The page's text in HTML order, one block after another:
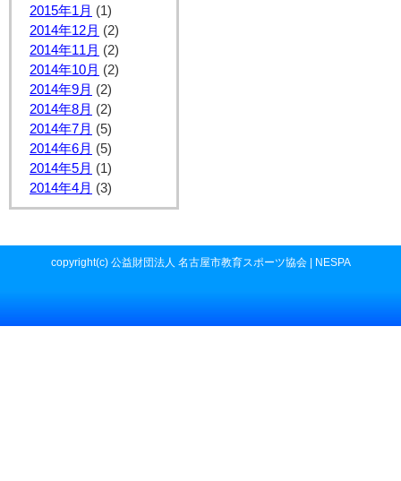
2015年1月 (1)
2014年12月 (2)
2014年11月 (2)
2014年10月 (2)
2014年9月 (2)
2014年8月 (2)
2014年7月 (5)
2014年6月 (5)
2014年5月 (1)
2014年4月 (3)
copyright(c) 公益財団法人 名古屋市教育スポーツ協会 | NESPA